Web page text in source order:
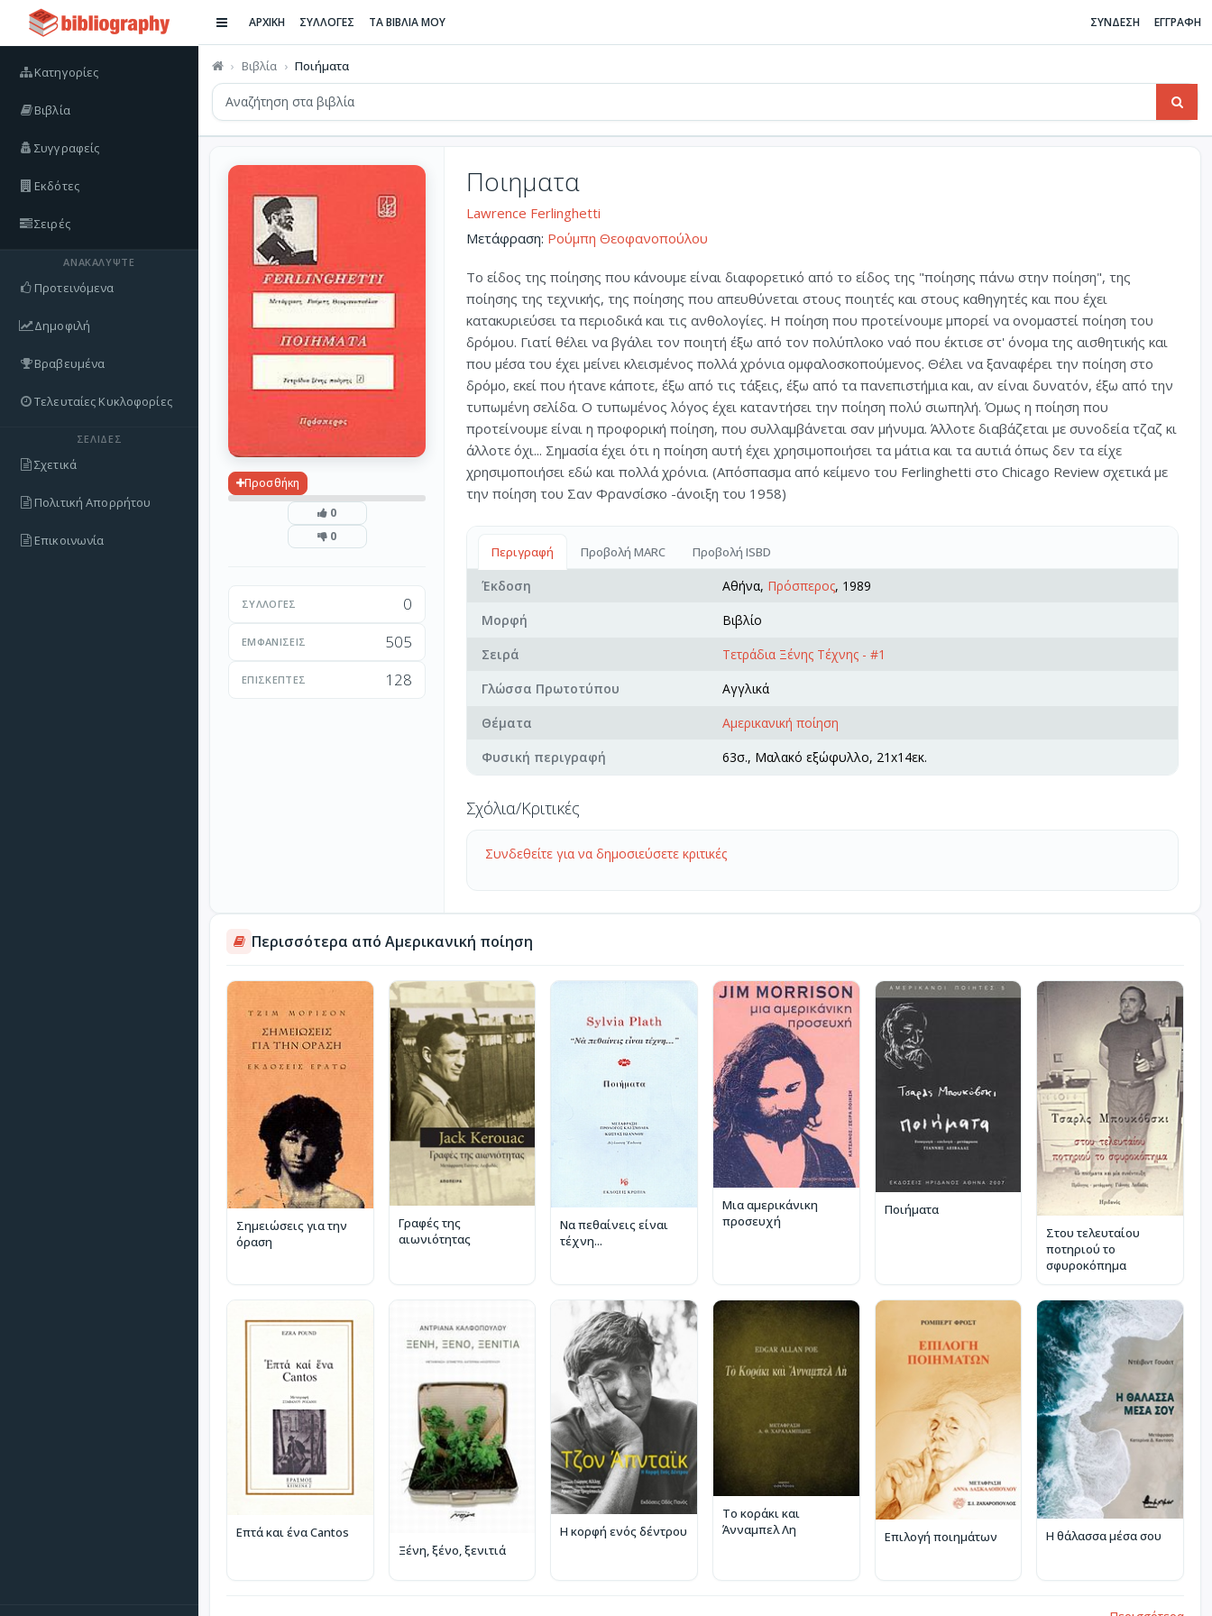
Κατηγορίες
Βιβλία
Συγγραφείς
Εκδότες
Σειρές
ΑΝΑΚΑΛΎΨΤΕ
Προτεινόμενα
Δημοφιλή
Βραβευμένα
Τελευταίες Κυκλοφορίες
ΣΕΛΊΔΕΣ
Σχετικά
Πολιτική Απορρήτου
Επικοινωνία
ΑΡΧΙΚΗ ΣΥΛΛΟΓΕΣ ΤΑ ΒΙΒΛΙΑ ΜΟΥ ΣΥΝΔΕΣΗ ΕΓΓΡΑΦΗ
Βιβλία Ποιήματα
Προσθήκη
0
0
ΣΥΛΛΟΓΈΣ 0
ΕΜΦΑΝΊΣΕΙΣ 505
ΕΠΙΣΚΈΠΤΕΣ 128
Ποιηματα
Lawrence Ferlinghetti
Μετάφραση: Ρούμπη Θεοφανοπούλου
Το είδος της ποίησης που κάνουμε είναι διαφορετικό από το είδος της "ποίησης πάνω στην ποίηση", της
ποίησης της τεχνικής, της ποίησης που απευθύνεται στους ποιητές και στους καθηγητές και που έχει
κατακυριεύσει τα περιοδικά και τις ανθολογίες. Η ποίηση που προτείνουμε μπορεί να ονομαστεί ποίηση του
δρόμου. Γιατί θέλει να βγάλει τον ποιητή έξω από τον πολύπλοκο ναό που έκτισε στ' όνομα της αισθητικής και
που μέσα του έχει μείνει κλεισμένος πολλά χρόνια ομφαλοσκοπούμενος. Θέλει να ξαναφέρει την ποίηση στο
δρόμο, εκεί που ήτανε κάποτε, έξω από τις τάξεις, έξω από τα πανεπιστήμια και, αν είναι δυνατόν, έξω από την
τυπωμένη σελίδα. Ο τυπωμένος λόγος έχει καταντήσει την ποίηση πολύ σιωπηλή. Όμως η ποίηση που
προτείνουμε είναι η προφορική ποίηση, που συλλαμβάνεται σαν μήνυμα. Άλλοτε διαβάζεται με συνοδεία τζαζ κι
άλλοτε όχι... Σημασία έχει ότι η ποίηση αυτή έχει χρησιμοποιήσει τα μάτια και τα αυτιά όπως δεν τα είχε
χρησιμοποιήσει εδώ και πολλά χρόνια. (Απόσπασμα από κείμενο του Ferlinghetti στο Chicago Review σχετικά με
την ποίηση του Σαν Φρανσίσκο -άνοιξη του 1958)
Περιγραφή Προβολή MARC Προβολή ISBD
Έκδοση Αθήνα, Πρόσπερος, 1989
Μορφή
Βιβλίο
Σειρά
Τετράδια Ξένης Τέχνης - #1
Γλώσσα Πρωτοτύπου
Αγγλικά
Θέματα
Αμερικανική ποίηση
Φυσική περιγραφή
63σ., Μαλακό εξώφυλλο, 21x14εκ.
Σχόλια/Κριτικές
Συνδεθείτε για να δημοσιεύσετε κριτικές
Περισσότερα από Αμερικανική ποίηση
Σημειώσεις για την
όραση
Γραφές της
αιωνιότητας
Να πεθαίνεις είναι
τέχνη...
Μια αμερικάνικη
προσευχή
Ποιήματα
Στου τελευταίου
ποτηριού το
σφυροκόπημα
Επτά και ένα Cantos
Ξένη, ξένο, ξενιτιά
Η κορφή ενός δέντρου
Το κοράκι και
Άνναμπελ Λη
Επιλογή ποιημάτων Η θάλασσα μέσα σου